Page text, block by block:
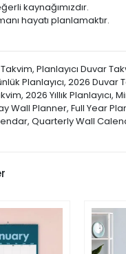
kaynağımızdır.
hayatı planlamaktır.
Planlayıcı Duvar
Planlayıcı, 2026 Duvar
2026 Yıllık Planlayıcı,
Wall Planner, Full Year
Quarterly Wall